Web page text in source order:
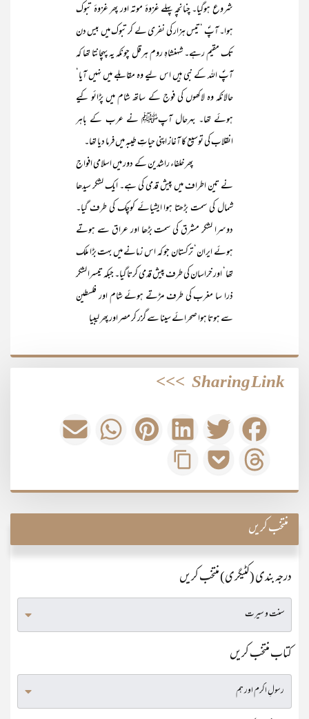
شروع ہوگیا۔ چنانچہ پہلے غزوۂ موتہ اور پھر غزوۂ تبوک
ہوا۔ آپؐ ‘تیس ہزار کی نفری لے کر تبوک میں بیس دن
تک مقیم رہے۔ شہنشاہِ روم ہرقل چونکہ یہ پہچانتا تھا کہ
آپؐ اللہ کے نبی ہیں اس لیے وہ مقابلے میں نہیں آیا‘
حالانکہ وہ لاکھوں کی فوج کے ساتھ شام میں پڑائو کیے
ہوئے تھا۔ بہرحال آپﷺ نے عرب کے باہر
انقلاب کی توسیع کا آغاز اپنی حیاتِ طیبہ میں فرما دیا تھا۔
پھر خلفاء راشدین کے دور میں اسلامی افواج
نے تین اطراف میں پیش قدمی کی ہے۔ ایک لشکر سیدھا
شمال کی سمت بڑھتا ہوا ایشیائے کوچک کی طرف گیا۔
دوسرا لشکر مشرق کی سمت بڑھا اور عراق سے ہوتے
ہوئے ایران‘ ترکستان جو کہ اس زمانے میں بہت بڑا ملک
تھا‘ اور خراسان کی طرف پیش قدمی کرتا گیا۔ جبکہ تیسرا لشکر
ذرا سا مغرب کی طرف مڑتے ہوئے شام اور فلسطین
سے ہوتا ہوا صحرائے سینا سے گزر کر مصر اور پھر لیبیا
Sharing Link
>>>
منتخب کریں
درجہ بندی (کٹیگری) منتخب کریں
کتاب منتخب کریں